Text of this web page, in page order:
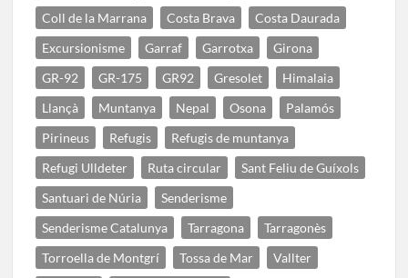
Coll de la Marrana
Costa Brava
Costa Daurada
Excursionisme
Garraf Garrotxa
Girona
GR-92
GR-175 GR92 Gresolet
Himalaia
Llançà
Muntanya Nepal Osona
Palamós
Pirineus
Refugis
Refugis de muntanya
Refugi Ulldeter
Ruta circular
Sant Feliu de Guíxols
Santuari de Núria
Senderisme
Senderisme Catalunya
Tarragona
Tarragonès
Torroella de Montgrí
Tossa de Mar
Vallter